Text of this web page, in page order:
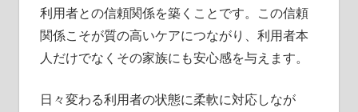
利用者との信頼関係を築くことです。この信頼
関係こそが質の高いケアにつながり、利用者本
人だけでなくその家族にも安心感を与えます。
日々変わる利用者の状態に柔軟に対応しなが